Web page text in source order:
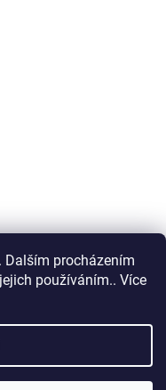
Dalším procházením
používáním.. Více